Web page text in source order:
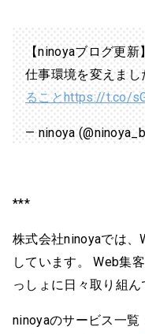
【ninoyaブログ更
仕事環境を変えま
ることhttps://t.co/
— ninoya
***
株式会社ninoyaでは、
しています。 Web集
っしょに日々取り組ん
ninoyaのサービス一覧